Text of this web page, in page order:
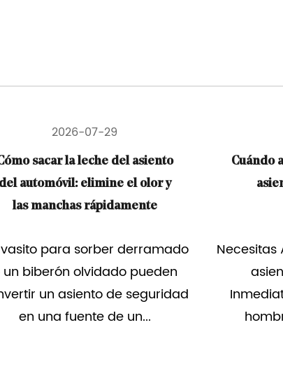
2026-07-23
Cuándo ajustar las correas del
asiento del automóvil
Necesitas Ajustar las correas del
asiento del automóvil
Inmediatamente cuando los
hombros de su hijo ya...
el
La
con
avión